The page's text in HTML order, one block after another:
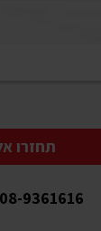
תחזרו
08-9361616